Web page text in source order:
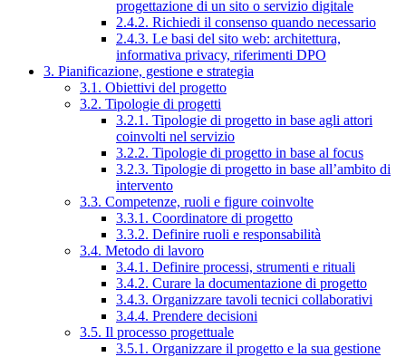
progettazione di un sito o servizio digitale
2.4.2. Richiedi il consenso quando necessario
2.4.3. Le basi del sito web: architettura,
informativa privacy, riferimenti DPO
3. Pianificazione, gestione e strategia
3.1. Obiettivi del progetto
3.2. Tipologie di progetti
3.2.1. Tipologie di progetto in base agli attori
coinvolti nel servizio
3.2.2. Tipologie di progetto in base al focus
3.2.3. Tipologie di progetto in base all’ambito di
intervento
3.3. Competenze, ruoli e figure coinvolte
3.3.1. Coordinatore di progetto
3.3.2. Definire ruoli e responsabilità
3.4. Metodo di lavoro
3.4.1. Definire processi, strumenti e rituali
3.4.2. Curare la documentazione di progetto
3.4.3. Organizzare tavoli tecnici collaborativi
3.4.4. Prendere decisioni
3.5. Il processo progettuale
3.5.1. Organizzare il progetto e la sua gestione